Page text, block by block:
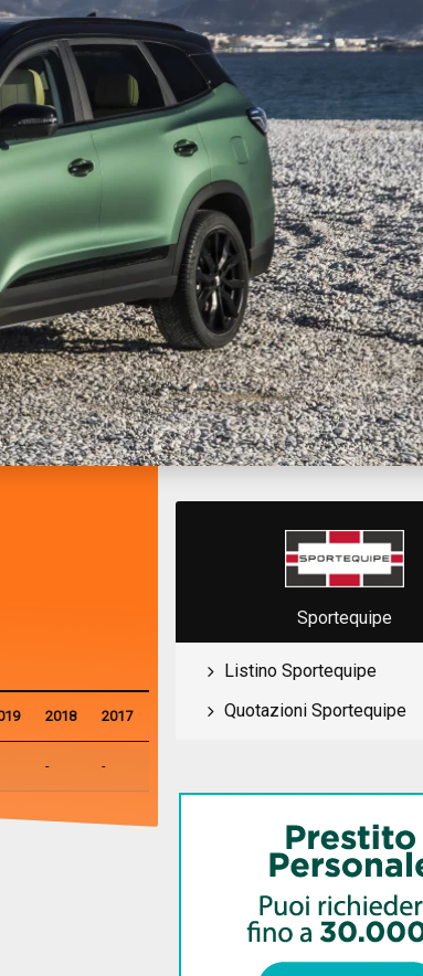
2018 2017
- -
Sportequipe
Listino Sportequipe
Quotazioni Sportequipe